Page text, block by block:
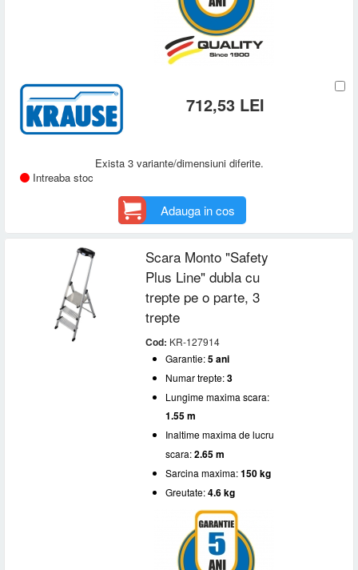
712,53 LEI
Exista 3 variante/dimensiuni diferite.
Intreaba stoc
Adauga in cos
Scara Monto "Safety
Plus Line" dubla cu
trepte pe o parte, 3
trepte
Cod: KR-127914
Garantie:5 ani
Numar trepte:3
Lungime maxima scara:
1.55 m
Inaltime maxima de lucru
scara:2.65 m
Sarcina maxima:150 kg
Greutate:4.6 kg